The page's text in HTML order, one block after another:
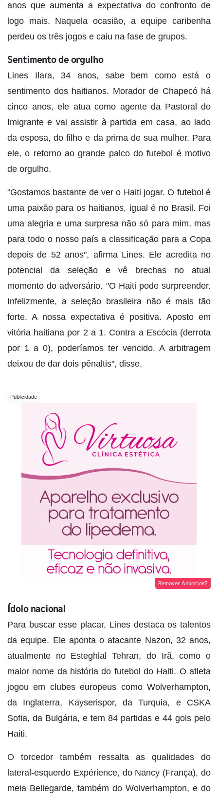
anos que aumenta a expectativa do confronto de
logo mais. Naquela ocasião, a equipe caribenha
perdeu os três jogos e caiu na fase de grupos.
Sentimento de orgulho
Lines Ilara, 34 anos, sabe bem como está o
sentimento dos haitianos. Morador de Chapecó há
cinco anos, ele atua como agente da Pastoral do
Imigrante e vai assistir à partida em casa, ao lado
da esposa, do filho e da prima de sua mulher. Para
ele, o retorno ao grande palco do futebol é motivo
de orgulho.
"Gostamos bastante de ver o Haiti jogar. O futebol é
uma paixão para os haitianos, igual é no Brasil. Foi
uma alegria e uma surpresa não só para mim, mas
para todo o nosso país a classificação para a Copa
depois de 52 anos", afirma Lines. Ele acredita no
potencial da seleção e vê brechas no atual
momento do adversário. "O Haiti pode surpreender.
Infelizmente, a seleção brasileira não é mais tão
forte. A nossa expectativa é positiva. Aposto em
vitória haitiana por 2 a 1. Contra a Escócia (derrota
por 1 a 0), poderíamos ter vencido. A arbitragem
deixou de dar dois pênaltis", disse.
Remover Anúncios?
Ídolo nacional
Para buscar esse placar, Lines destaca os talentos
da equipe. Ele aponta o atacante Nazon, 32 anos,
atualmente no Esteghlal Tehran, do Irã, como o
maior nome da história do futebol do Haiti. O atleta
jogou em clubes europeus como Wolverhampton,
da Inglaterra, Kayserispor, da Turquia, e CSKA
Sofia, da Bulgária, e tem 84 partidas e 44 gols pelo
Haiti.
O torcedor também ressalta as qualidades do
lateral-esquerdo Expérience, do Nancy (França), do
meia Bellegarde, também do Wolverhampton, e do